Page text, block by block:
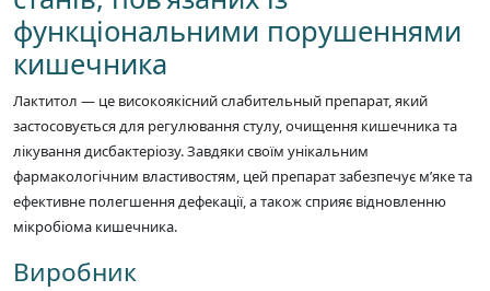
функціональними порушеннями
кишечника
Лактитол — це високоякісний слабительный препарат, який
застосовується для регулювання стулу, очищення кишечника та
лікування дисбактеріозу. Завдяки своїм унікальним
фармакологічним властивостям, цей препарат забезпечує м’яке та
ефективне полегшення дефекації, а також сприяє відновленню
мікробіома кишечника.
Виробник